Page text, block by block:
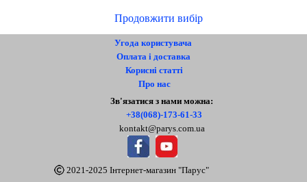
Продовжити вибір
Угода користувача
Оплата і доставка
Корисні статті
Про нас
Контакти
Зв'язатися з нами можна:
+38(068)-173-61-33
kontakt@parys.com.ua
2021-2025 Інтернет-магазин "Парус"